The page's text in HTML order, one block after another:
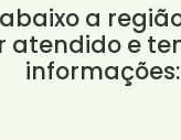
a
atendido e
informações: